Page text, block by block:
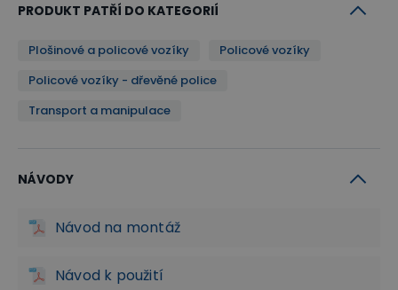
PRODUKT PATŘÍ DO KATEGORIÍ
Plošinové a policové vozíky
Policové vozíky
Policové vozíky - dřevěné police
Transport a manipulace
NÁVODY
Návod na montáž
Návod k použití